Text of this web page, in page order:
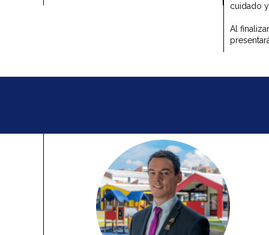
cuidado
Al